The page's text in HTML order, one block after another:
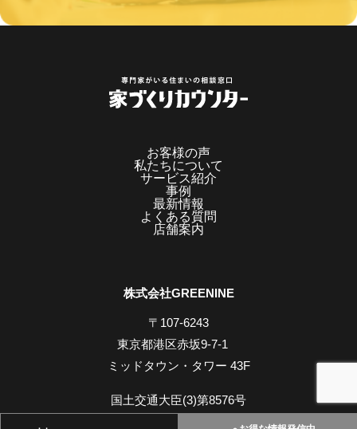
お客様の声
私たちについて
サービス紹介
事例
最新情報
よくある質問
店舗案内
株式会社GREENINE
〒107-6243
東京都港区赤坂9-7-1
ミッドタウン・タワー 43F
国土交通大臣(3)第8576号